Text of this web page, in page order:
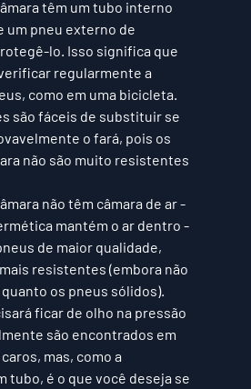
têm um tubo interno
um pneu externo de
lo. Isso significa que
regularmente a
como em uma bicicleta.
são fáceis de substituir se
o fará, pois os
não são muito resistentes
não têm câmara de ar -
mantém o ar dentro -
de maior qualidade,
resistentes (embora não
os pneus sólidos).
ficar de olho na pressão
são encontrados em
mas, como a
tubo, é o que você deseja se